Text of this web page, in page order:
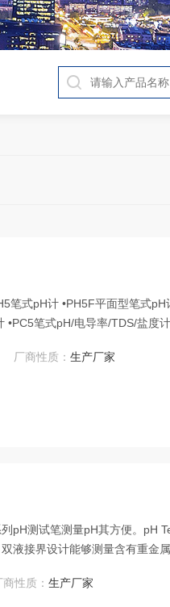
笔式pH计 •PH5F平面型笔式
•PC5笔式pH/电导率/TDS/盐度计
厂商性质：生产厂家
pH测试笔测量pH其方便。pH
液接界设计能够测量含有重金
商性质：生产厂家